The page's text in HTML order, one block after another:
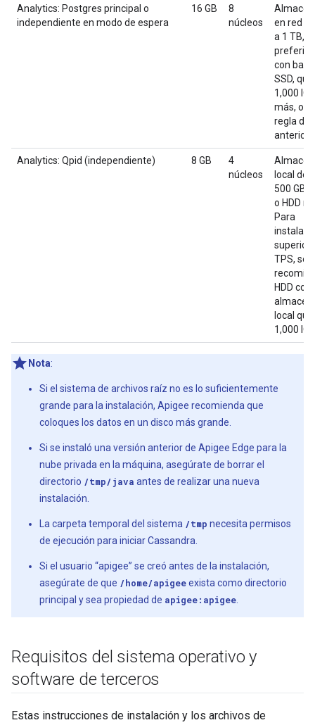
Analytics: Postgres principal o
independiente en modo de espera
16 GB
8
núcleos
en red
a 1 TB,
con
SSD,
1,000
más, o
regla de
anterior.
Analytics: Qpid (independiente) 8 GB
4
núcleos
local de
500 GB
o HDD
Para
TPS, se
HDD con
local
1,000
Nota:
Si el sistema de archivos raíz no es lo suficientemente
grande para la instalación, Apigee recomienda que
coloques los datos en un disco más grande.
Si se instaló una versión anterior de Apigee Edge para la
nube privada en la máquina, asegúrate de borrar el
directorio /tmp/java antes de realizar una nueva
instalación.
La carpeta temporal del sistema /tmp necesita permisos
de ejecución para iniciar Cassandra.
Si el usuario “apigee” se creó antes de la instalación,
asegúrate de que /home/apigeeexista como directorio
principal y sea propiedad de apigee:apigee
Requisitos del sistema operativo y
software de terceros
Estas instrucciones de instalación y los archivos de